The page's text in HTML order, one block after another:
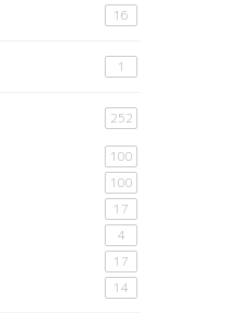
16
1
252
100
100
17
4
17
14